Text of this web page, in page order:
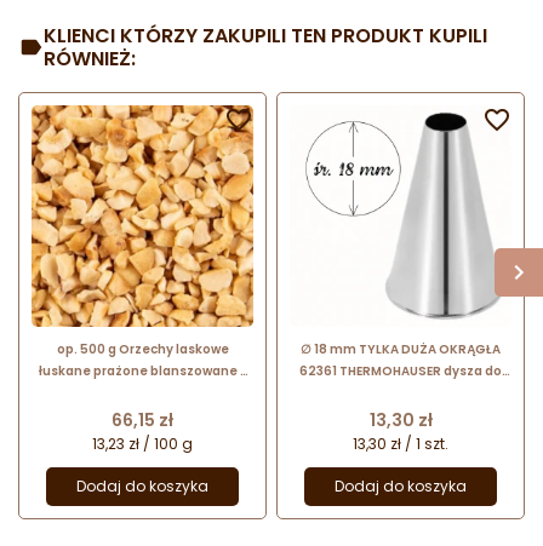
KLIENCI KTÓRZY ZAKUPILI TEN PRODUKT KUPILI
RÓWNIEŻ:
op. 500 g Orzechy laskowe
łuskane prażone blanszowane -
Cena
66,15 zł
13,23 zł / 100 g
Dodaj do koszyka

∅ 18 mm TYLKA DUŻA OKRĄGŁA
62361 THERMOHAUSER dysza do
Cena
13,30 zł
13,30 zł / 1 szt.
Dodaj do koszyka
